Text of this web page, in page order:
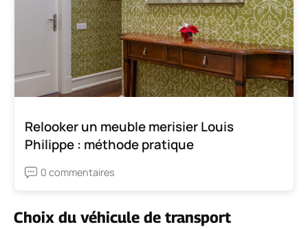
Relooker un meuble merisier Louis
Philippe : méthode pratique
0 commentaires
Choix du véhicule de transport